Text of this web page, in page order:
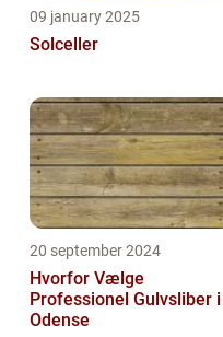
09 january 2025
Solceller
20 september 2024
Hvorfor Vælge
Professionel Gulvsliber i
Odense